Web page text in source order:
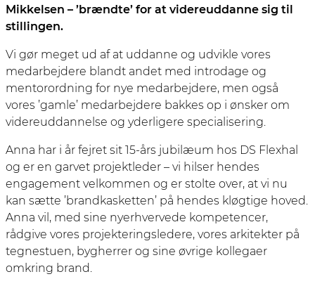
Mikkelsen – ’brændte’ for at videreuddanne sig til
stillingen.
Vi gør meget ud af at uddanne og udvikle vores
medarbejdere blandt andet med introdage og
mentorordning for nye medarbejdere, men også
vores ’gamle’ medarbejdere bakkes op i ønsker om
videreuddannelse og yderligere specialisering.
Anna har i år fejret sit 15-års jubilæum hos DS Flexhal
og er en garvet projektleder – vi hilser hendes
engagement velkommen og er stolte over, at vi nu
kan sætte ’brandkasketten’ på hendes kløgtige hoved.
Anna vil, med sine nyerhvervede kompetencer,
rådgive vores projekteringsledere, vores arkitekter på
tegnestuen, bygherrer og sine øvrige kollegaer
omkring brand.